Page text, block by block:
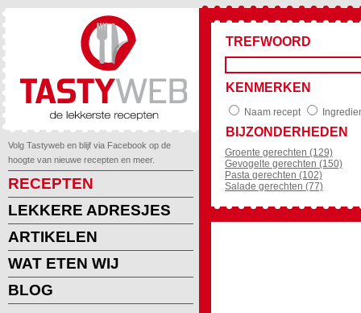
Volg Tastyweb en blijf via Facebook op de
hoogte van nieuwe recepten en meer.
RECEPTEN
LEKKERE ADRESJES
ARTIKELEN
WAT ETEN WIJ
BLOG
TREFWOORD
KENMERKEN
Naam recept
BIJZONDERHEDEN
Groente gerechten (129)
Gevogelte gerechten (150)
Pasta gerechten (102)
Salade gerechten (77)